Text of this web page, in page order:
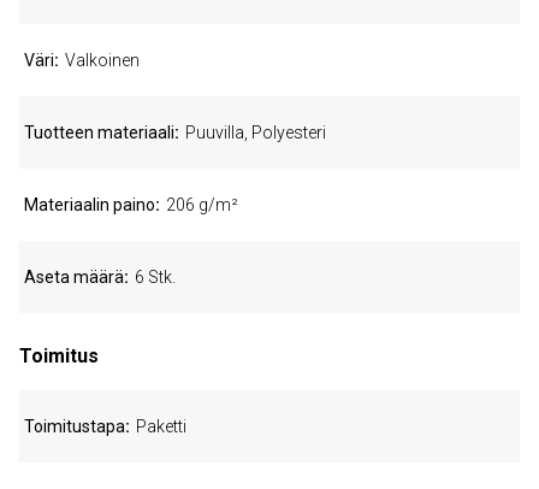
Väri Valkoinen
Tuotteen materiaali Puuvilla, Polyesteri
Materiaalin paino 206 g/m²
Aseta määrä 6 Stk.
Toimitus
Toimitustapa Paketti